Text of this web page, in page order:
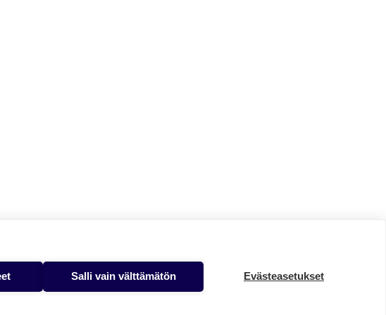
Salli vain välttämätön Evästeasetukset